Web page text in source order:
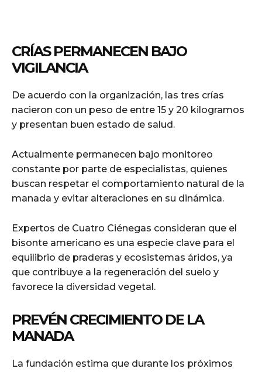
CRÍAS PERMANECEN BAJO
VIGILANCIA
De acuerdo con la organización, las tres crías
nacieron con un peso de entre 15 y 20 kilogramos
y presentan buen estado de salud.
Actualmente permanecen bajo monitoreo
constante por parte de especialistas, quienes
buscan respetar el comportamiento natural de la
manada y evitar alteraciones en su dinámica.
Expertos de Cuatro Ciénegas consideran que el
bisonte americano es una especie clave para el
equilibrio de praderas y ecosistemas áridos, ya
que contribuye a la regeneración del suelo y
favorece la diversidad vegetal.
PREVÉN CRECIMIENTO DE LA
MANADA
La fundación estima que durante los próximos